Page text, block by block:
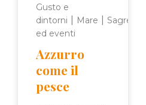
Gusto e
dintorni
Mare
Sagre
ed eventi
Azzurro
come il
pesce